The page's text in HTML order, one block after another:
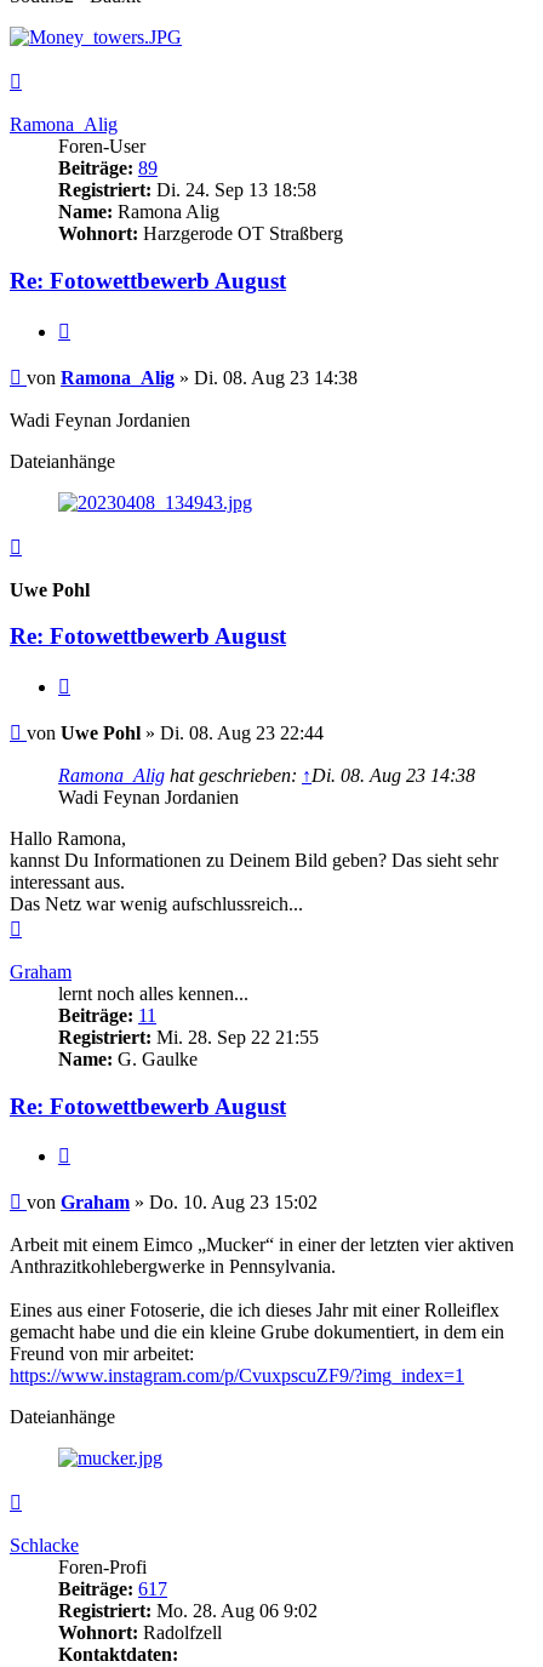
Ramona_Alig
Foren-User
Beiträge: 89
Registriert: Di. 24. Sep 13 18:58
Name: Ramona Alig
Wohnort: Harzgerode OT Straßberg
Re: Fotowettbewerb August
Beitrag
von Ramona_Alig » Di. 08. Aug 23 14:38
Wadi Feynan Jordanien
Dateianhänge
Uwe Pohl
Re: Fotowettbewerb August
Beitrag
von Uwe Pohl » Di. 08. Aug 23 22:44
Ramona_Alig hat geschrieben: ↑Di. 08. Aug 23 14:38
Wadi Feynan Jordanien
Hallo Ramona,
kannst Du Informationen zu Deinem Bild geben? Das sieht sehr
interessant aus.
Das Netz war wenig aufschlussreich...
Graham
lernt noch alles kennen...
Beiträge: 11
Registriert: Mi. 28. Sep 22 21:55
Name: G. Gaulke
Re: Fotowettbewerb August
Beitrag
von Graham » Do. 10. Aug 23 15:02
Arbeit mit einem Eimco „Mucker“ in einer der letzten vier aktiven
Anthrazitkohlebergwerke in Pennsylvania.
Eines aus einer Fotoserie, die ich dieses Jahr mit einer Rolleiflex
gemacht habe und die ein kleine Grube dokumentiert, in dem ein
Freund von mir arbeitet:
https://www.instagram.com/p/CvuxpscuZF9/?img_index=1
Dateianhänge
Schlacke
Foren-Profi
Beiträge: 617
Registriert: Mo. 28. Aug 06 9:02
Wohnort: Radolfzell
Kontaktdaten: